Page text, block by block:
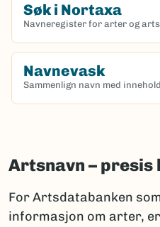
Søk i Nortaxa
Navneregister for arter og
Navnevask
Sammenlign navn med
Artsnavn – presis
For Artsdatabanken
informasjon om arter,